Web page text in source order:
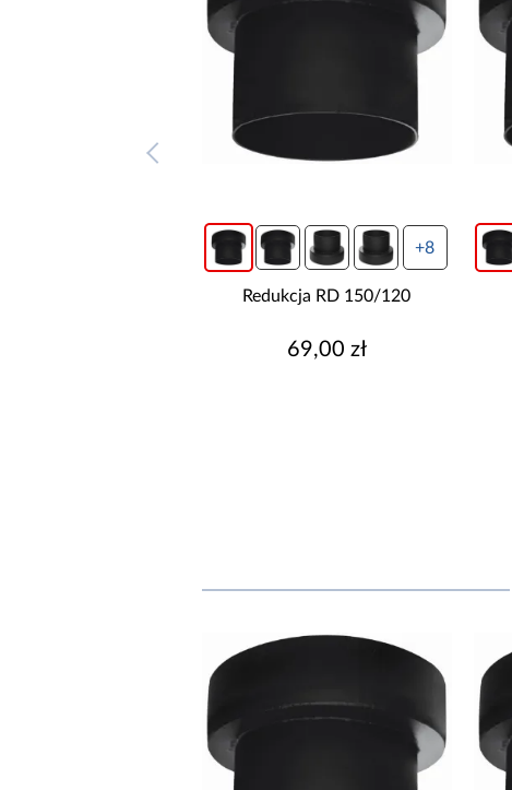
+8
Redukcja RD 150/120
69,00 zł